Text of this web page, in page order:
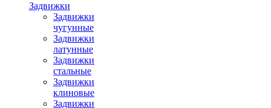
Задвижки
Задвижки
чугунные
Задвижки
латунные
Задвижки
стальные
Задвижки
клиновые
Задвижки